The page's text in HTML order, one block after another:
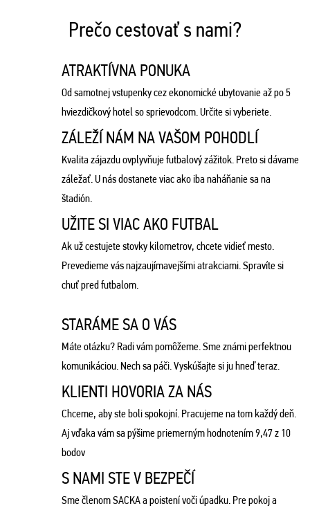
Prečo cestovať s nami?
ATRAKTÍVNA PONUKA
Od samotnej vstupenky cez ekonomické ubytovanie až po 5
hviezdičkový hotel so sprievodcom. Určite si vyberiete.
ZÁLEŽÍ NÁM NA VAŠOM POHODLÍ
Kvalita zájazdu ovplyvňuje futbalový zážitok. Preto si dávame
záležať. U nás dostanete viac ako iba naháňanie sa na
štadión.
UŽITE SI VIAC AKO FUTBAL
Ak už cestujete stovky kilometrov, chcete vidieť mesto.
Prevedieme vás najzaujímavejšími atrakciami. Spravíte si
chuť pred futbalom.
STARÁME SA O VÁS
Máte otázku? Radi vám pomôžeme. Sme známi perfektnou
komunikáciou. Nech sa páči. Vyskúšajte si ju hneď teraz.
KLIENTI HOVORIA ZA NÁS
Chceme, aby ste boli spokojní. Pracujeme na tom každý deň.
Aj vďaka vám sa pýšime priemerným hodnotením 9,47 z 10
bodov
S NAMI STE V BEZPEČÍ
Sme členom SACKA a poistení voči úpadku. Pre pokoj a